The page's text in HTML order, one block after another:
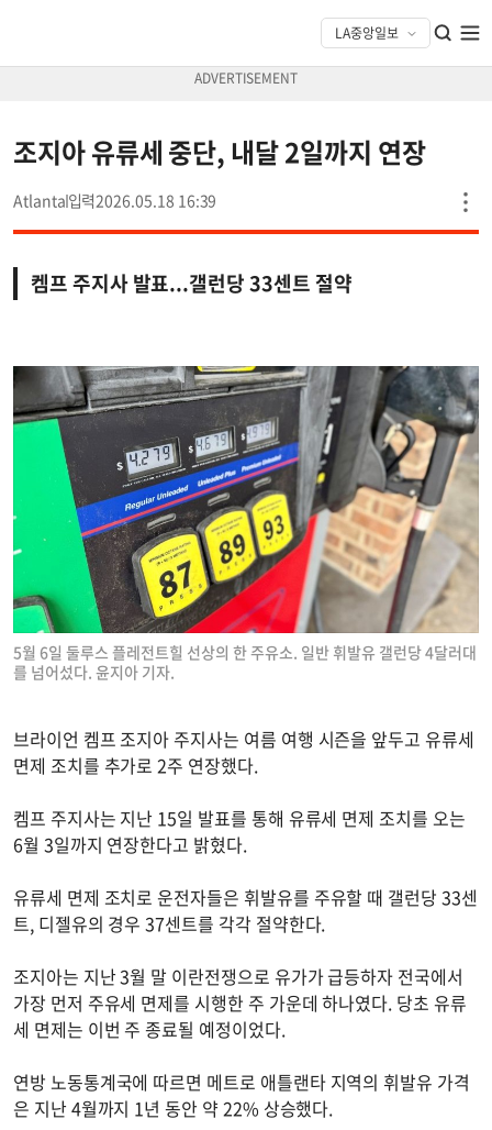
조지아 유류세 중단, 내달 2일까지 연장
Atlanta 2026.05.18 16:39
켐프 주지사 발표...갤런당 33센트 절약
5월 6일 둘루스 플레전트힐 선상의 한 주유소. 일반 휘발유 갤런당 4달러대
를 넘어섰다. 윤지아 기자.
브라이언 켐프 조지아 주지사는 여름 여행 시즌을 앞두고 유류세
면제 조치를 추가로 2주 연장했다.
켐프 주지사는 지난 15일 발표를 통해 유류세 면제 조치를 오는
6월 3일까지 연장한다고 밝혔다.
유류세 면제 조치로 운전자들은 휘발유를 주유할 때 갤런당 33센
트, 디젤유의 경우 37센트를 각각 절약한다.
조지아는 지난 3월 말 이란전쟁으로 유가가 급등하자 전국에서
가장 먼저 주유세 면제를 시행한 주 가운데 하나였다. 당초 유류
세 면제는 이번 주 종료될 예정이었다.
연방 노동통계국에 따르면 메트로 애틀랜타 지역의 휘발유 가격
은 지난 4월까지 1년 동안 약 22% 상승했다.